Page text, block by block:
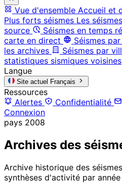
Vue d'ensemble Accueil et
Plus forts séismes Les
source
Séismes en temps
carte en direct
Séismes
les archives
Séismes par
statistiques sismiques voisines
Langue
Site actuel Français
Ressources
Alertes
Confidentialité
Connexion
pays 2008
Archives des
Archive historique des
synthèses d'activité par